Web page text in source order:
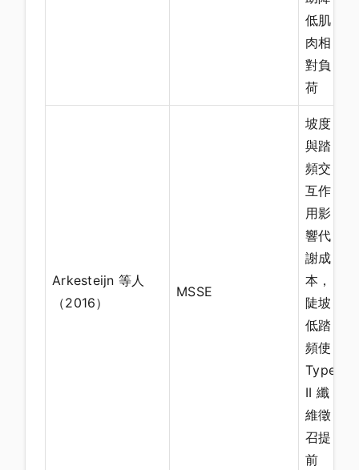
低肌
肉相
對負
荷
Arkesteijn 等人
（2016）
MSSE
坡度
與踏
頻交
互作
用影
響代
謝成
本，
陡坡
低踏
頻使
Type
II 纖
維徵
召提
前